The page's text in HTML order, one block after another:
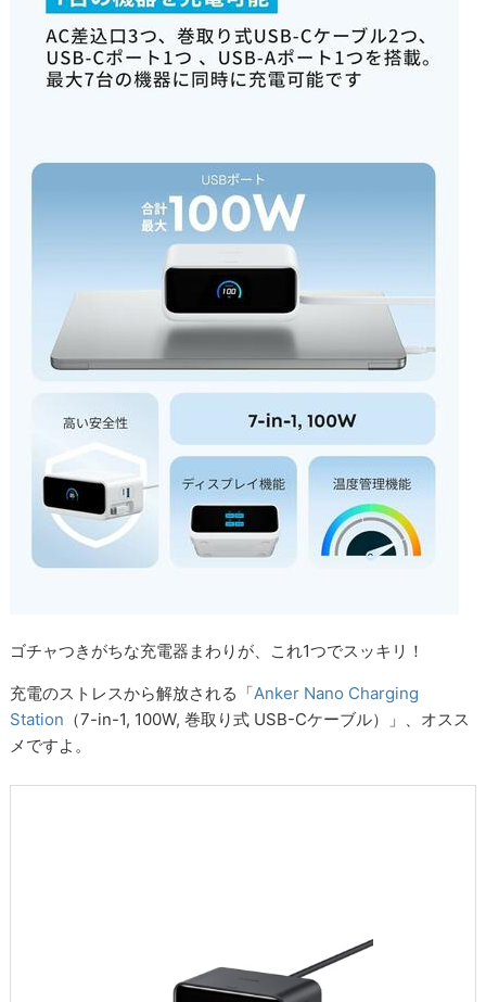
ゴチャつきがちな充電器まわりが、これ1つでスッキリ！
充電のストレスから解放される「Anker Nano Charging
Station （7-in-1, 100W, 巻取り式 USB-Cケーブル）」、オスス
メですよ。